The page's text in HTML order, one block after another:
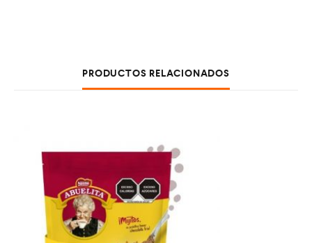
PRODUCTOS RELACIONADOS